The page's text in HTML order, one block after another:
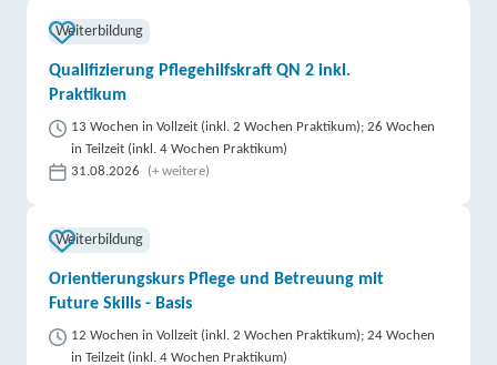
Weiterbildung
Qualifizierung Pflegehilfskraft QN 2 inkl.
Praktikum
13 Wochen in Vollzeit (inkl. 2 Wochen Praktikum); 26 Wochen
in Teilzeit (inkl. 4 Wochen Praktikum)
31.08.2026
(+ weitere)
Weiterbildung
Orientierungskurs Pflege und Betreuung mit
Future Skills - Basis
12 Wochen in Vollzeit (inkl. 2 Wochen Praktikum); 24 Wochen
in Teilzeit (inkl. 4 Wochen Praktikum)